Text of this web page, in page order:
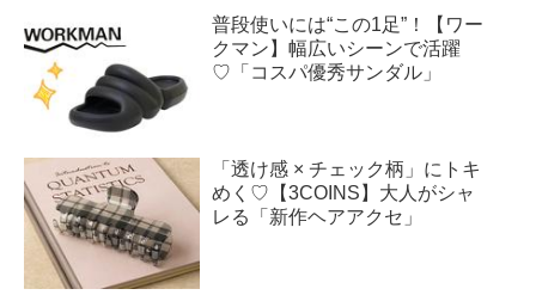
普段使いには“この1足”！【ワー
クマン】幅広いシーンで活躍
♡「コスパ優秀サンダル」
「透け感 × チェック柄」にトキ
めく♡【3COINS】大人がシャ
レる「新作ヘアアクセ」